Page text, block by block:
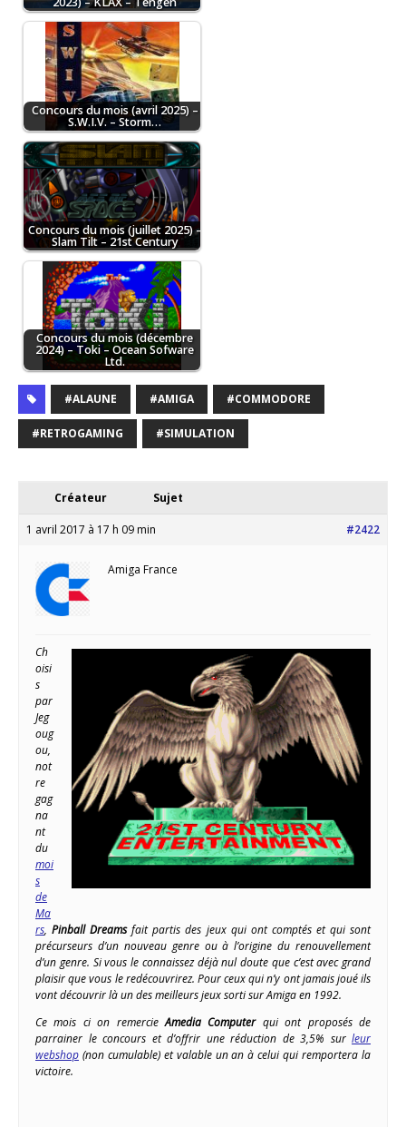
Concours du mois (avril 2025) –
S.W.I.V. – Storm…
Concours du mois (juillet 2025) –
Slam Tilt – 21st Century
Concours du mois (décembre
2024) – Toki – Ocean Sofware
Ltd.
#ALAUNE #AMIGA #COMMODORE
#RETROGAMING #SIMULATION
Créateur Sujet
1 avril 2017 à 17 h 09 min #2422
Amiga France
Ch
oisi
s
par
Jeg
oug
ou,
not
re
gag
na
nt
du
moi
s
de
Ma
rs,Pinball Dreamsfait partis des jeux qui ont comptés et qui sont
précurseurs d’un nouveau genre ou à l’origine du renouvellement
d’un genre. Si vous le connaissez déjà nul doute que c’est avec grand
plaisir que vous le redécouvrirez. Pour ceux qui n’y ont jamais joué ils
vont découvrir là un des meilleurs jeux sorti sur Amiga en 1992.
Ce mois ci on remercieAmedia Computerqui ont proposés de
parrainer le concours et d’offrir une réduction de 3,5% sur leur
webshop (non cumulable) et valable un an à celui qui remportera la
victoire.